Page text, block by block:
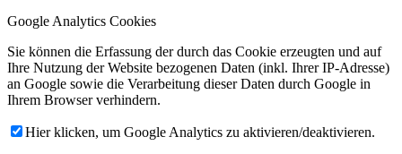
Google Analytics Cookies
Sie können die Erfassung der durch das Cookie erzeugten und auf
Ihre Nutzung der Website bezogenen Daten (inkl. Ihrer IP-Adresse)
an Google sowie die Verarbeitung dieser Daten durch Google in
Ihrem Browser verhindern.
Hier klicken, um Google Analytics zu aktivieren/deaktivieren.